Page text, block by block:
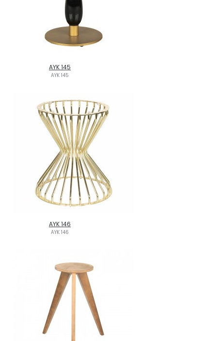
AYK 145
AYK 145
AYK 146
AYK 146